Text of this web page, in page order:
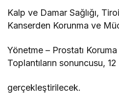
Kalp ve Damar Sağlığı,
Kanserden Korunma ve
Yönetme – Prostatı
Toplantıların sonuncusu,
gerçekleştirilecek.